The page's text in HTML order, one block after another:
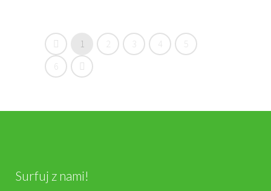
1 2 3 4
5
Surfuj z nami!